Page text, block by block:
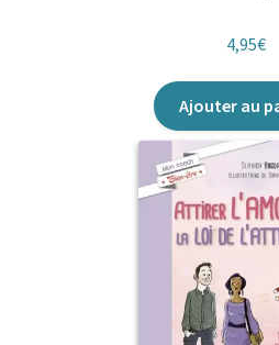
4,95€
Ajouter au